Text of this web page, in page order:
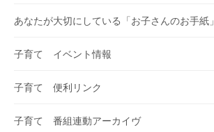
あなたが大切にしている「お子さんのお手紙」
子育て イベント情報
子育て 便利リンク
子育て 番組連動アーカイヴ